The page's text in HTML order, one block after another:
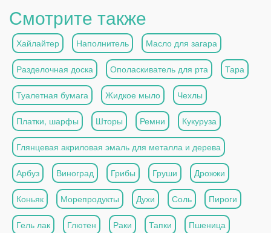
Смотрите также
Хайлайтер Наполнитель Масло для загара
Разделочная доска Ополаскиватель для рта Тара
Туалетная бумага Жидкое мыло Чехлы
Платки, шарфы Шторы Ремни Кукуруза
Глянцевая акриловая эмаль для металла и дерева
Арбуз Виноград Грибы Груши Дрожжи
Коньяк Морепродукты Духи Соль Пироги
Гель лак Глютен Раки Тапки Пшеница